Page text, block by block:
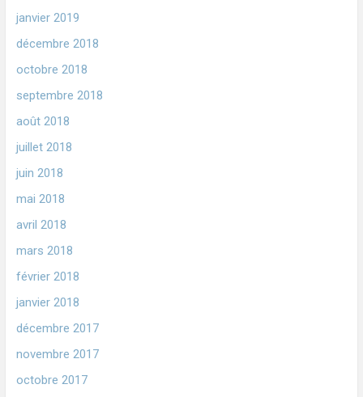
janvier 2019
décembre 2018
octobre 2018
septembre 2018
août 2018
juillet 2018
juin 2018
mai 2018
avril 2018
mars 2018
février 2018
janvier 2018
décembre 2017
novembre 2017
octobre 2017